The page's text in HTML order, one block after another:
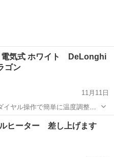
電気式 ホワイト DeLonghi
ゴン
11月11日
ヤル操作で簡単に温度調整可
ル式 - キャスター: あり DeLonghi D071...
、空調家電 ホワイト
ヒーター 差し上げます